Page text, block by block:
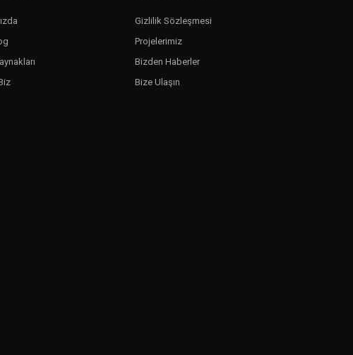
Gizlilik Sözleşmesi
Projelerimiz
Bizden Haberler
Bize Ulaşın